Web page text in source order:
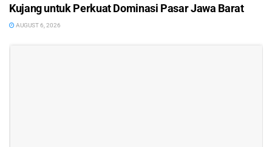
Kujang untuk Perkuat Dominasi Pasar Jawa Barat
AUGUST 6, 2026